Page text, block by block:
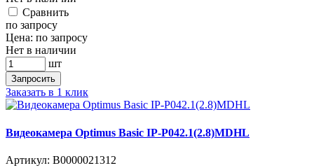
Cравнить
по запросу
Цена: по запросу
Нет в наличии
шт
Запросить
Заказать в 1 клик
Видеокамера Optimus Basic IP-P042.1(2.8)MDHL
Артикул: В0000021312